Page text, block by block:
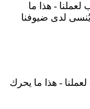
- هذا ما
يُنسى لدى ضيوفنا
- هذا ما يحرك